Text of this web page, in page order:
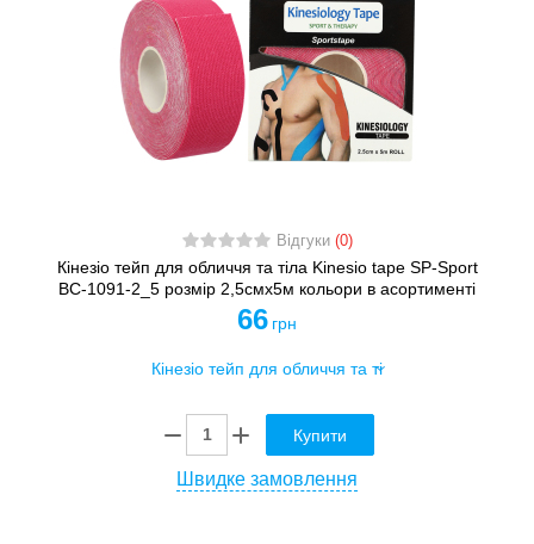
Відгуки (0)
Кінезіо тейп для обличчя та тіла Kinesio tape SP-Sport
BC-1091-2_5 розмір 2,5смх5м кольори в асортименті
66 грн
Купити
Швидке замовлення